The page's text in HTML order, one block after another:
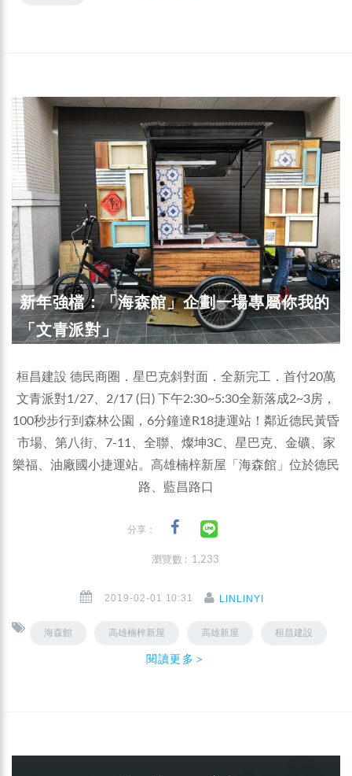
新年強檔：「海森館」企劃一場專屬你我的
「文青派對」
桓昌建設 德民商圈．星巴克斜對面．全新完工．首付20萬
文青派對1/27、2/17 (日) 下午2:30~5:30全新落成2~3房，
100秒步行到森林公園，6分鐘達R18捷運站！鄰近德民黃昏
市場、第八街、7-11、全聯、燦坤3C、星巴克、金礦、家
樂福、油廠國小捷運站。高雄楠梓新屋「海森館」位於德民
路、藍昌路口
分享：
瀏覽數 : 1,233
2019-02-01 10:31 LINLINYI
海森館 高雄楠梓新屋 高雄新屋 桓昌建設
閱讀更多＞